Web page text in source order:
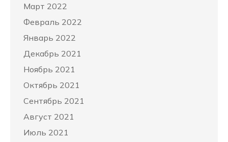
Март 2022
Февраль 2022
Январь 2022
Декабрь 2021
Ноябрь 2021
Октябрь 2021
Сентябрь 2021
Август 2021
Июль 2021